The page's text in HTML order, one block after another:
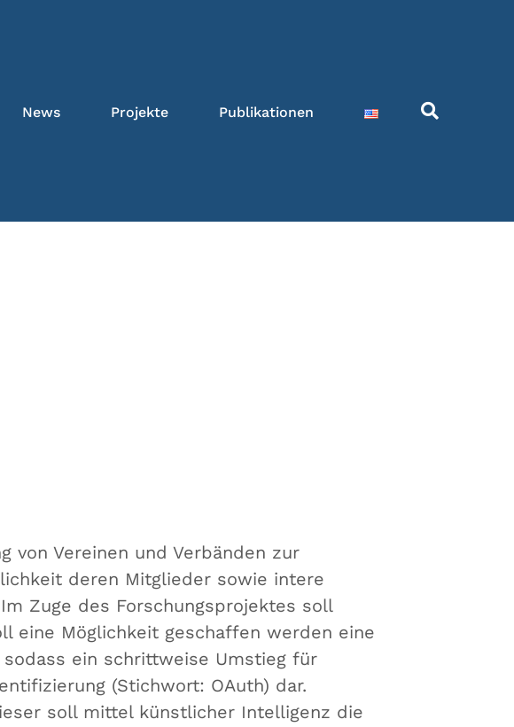
News Projekte Publikationen
von Vereinen und Verbänden zur
deren Mitglieder sowie intere
Zuge des Forschungsprojektes soll
eine Möglichkeit geschaffen werden eine
ein schrittweise Umstieg für
(Stichwort: OAuth) dar.
soll mittel künstlicher Intelligenz die